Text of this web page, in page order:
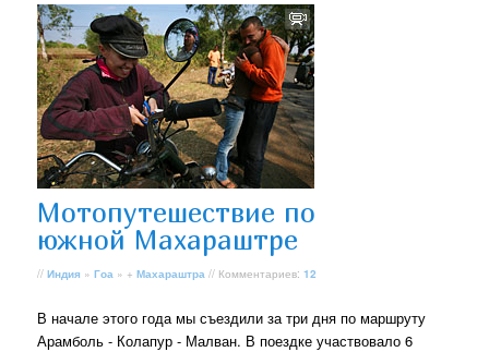
Мотопутешествие по
южной Махараштре
//Индия »Гоа » +Махараштра // Комментариев:12
В начале этого года мы съездили за три дня по маршруту
Арамболь - Колапур - Малван. В поездке участвовало 6